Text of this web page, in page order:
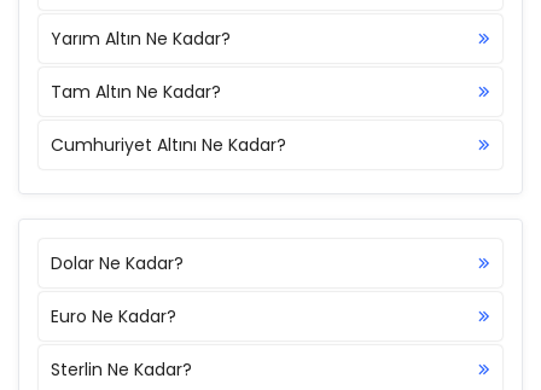
Yarım Altın Ne Kadar?
Tam Altın Ne Kadar?
Cumhuriyet Altını Ne Kadar?
Dolar Ne Kadar?
Euro Ne Kadar?
Sterlin Ne Kadar?